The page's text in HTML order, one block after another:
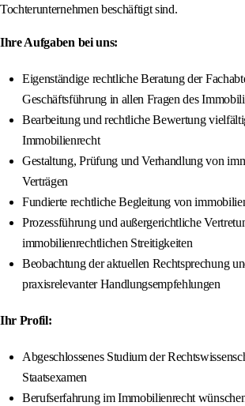
Tochterunternehmen beschäftigt sind.
Ihre Aufgaben bei uns:
Eigenständige rechtliche Beratung der
Geschäftsführung in allen Fragen des
Bearbeitung und rechtliche Bewertung
Immobilienrecht
Gestaltung, Prüfung und Verhandlung von
Verträgen
Fundierte rechtliche Begleitung von
Prozessführung und außergerichtliche
immobilienrechtlichen Streitigkeiten
Beobachtung der aktuellen Rechtsprechung
praxisrelevanter Handlungsempfehlungen
Ihr Profil:
Abgeschlossenes Studium der
Staatsexamen
Berufserfahrung im Immobilienrecht